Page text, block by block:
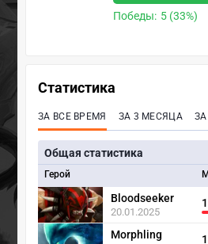
Победы: 5 (33%)
Статистика
ЗА ВСЕ ВРЕМЯ ЗА 3 МЕСЯЦА
Общая статистика
Герой
Bloodseeker
20.01.2025
1
Morphling 1